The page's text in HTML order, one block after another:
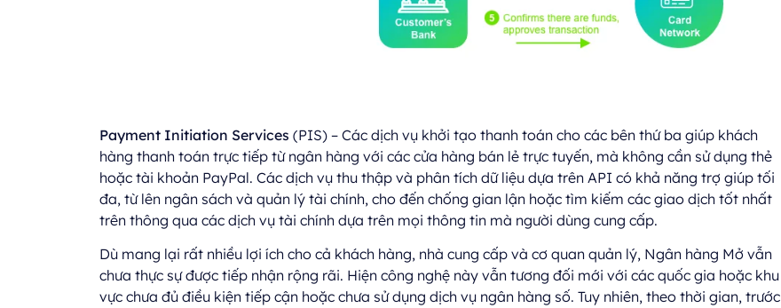
Payment Initiation Services (PIS) – Các dịch vụ khởi tạo thanh toán cho các bên thứ ba giúp khách
hàng thanh toán trực tiếp từ ngân hàng với các cửa hàng bán lẻ trực tuyến, mà không cần sử dụng thẻ
hoặc tài khoản PayPal. Các dịch vụ thu thập và phân tích dữ liệu dựa trên API có khả năng trợ giúp tối
đa, từ lên ngân sách và quản lý tài chính, cho đến chống gian lận hoặc tìm kiếm các giao dịch tốt nhất
trên thông qua các dịch vụ tài chính dựa trên mọi thông tin mà người dùng cung cấp.
Dù mang lại rất nhiều lợi ích cho cả khách hàng, nhà cung cấp và cơ quan quản lý, Ngân hàng Mở vẫn
chưa thực sự được tiếp nhận rộng rãi. Hiện công nghệ này vẫn tương đối mới với các quốc gia hoặc khu
vực chưa đủ điều kiện tiếp cận hoặc chưa sử dụng dịch vụ ngân hàng số. Tuy nhiên, theo thời gian, trước